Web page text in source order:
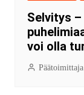
Selvitys
voi olla
Päätoimittaja